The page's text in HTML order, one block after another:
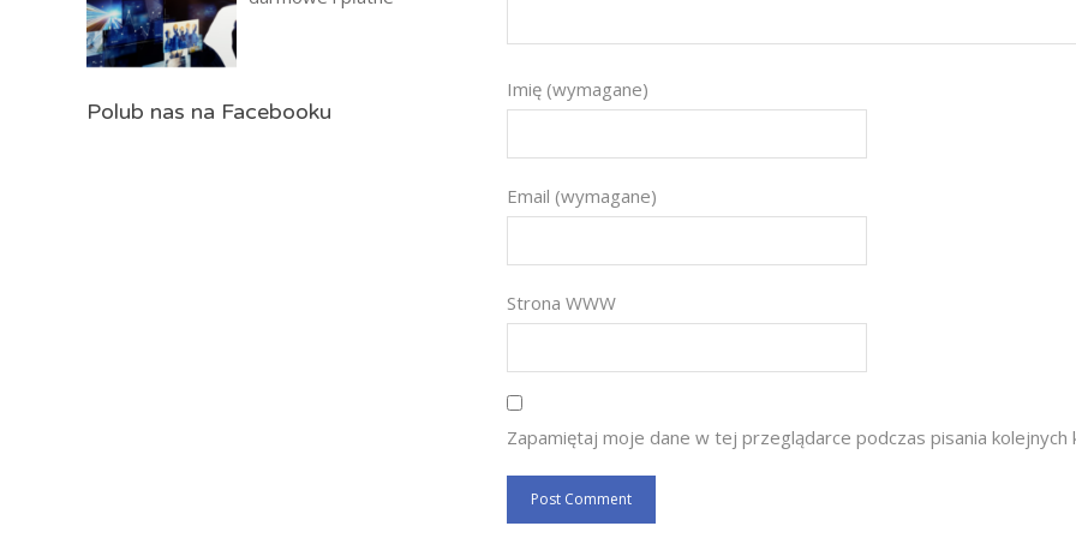
Imię (wymagane)
Email (wymagane)
Strona WWW
Zapamiętaj moje dane w tej przeglądarce podczas pisania kolejnych
Polub nas na Facebooku